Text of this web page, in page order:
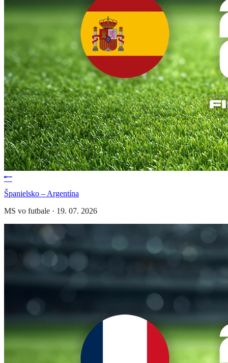
Španielsko – Argentína
MS vo futbale · 19. 07. 2026